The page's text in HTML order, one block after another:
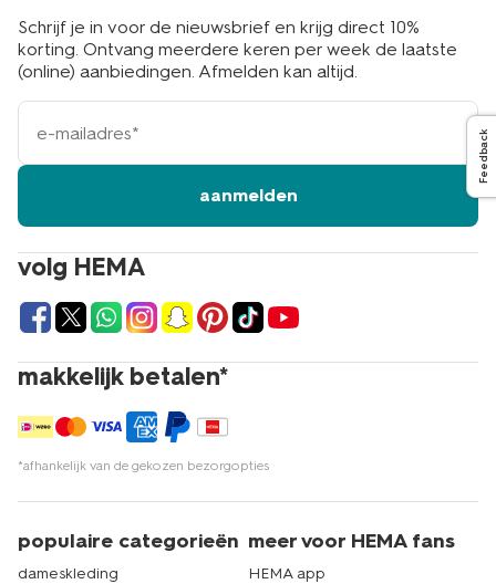
volg HEMA
makkelijk betalen*
*afhankelijk van de gekozen bezorgopties
Schrijf je in voor de nieuwsbrief en krijg direct 10%
korting. Ontvang meerdere keren per week de laatste
(online) aanbiedingen. Afmelden kan altijd.
e-
mailadres
aanmelden
populaire categorieën
dameskleding
meer voor HEMA fans
HEMA app
Feedback